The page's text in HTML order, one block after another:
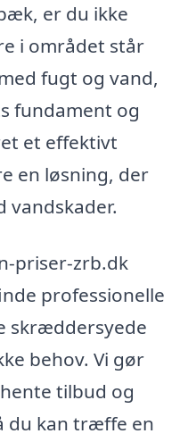
er du ikke
i området står
fugt og vand,
fundament og
et effektivt
en løsning, der
vandskader.
priser-zrb.dk
professionelle
skræddersyede
behov. Vi gør
tilbud og
du kan træffe en